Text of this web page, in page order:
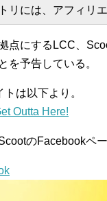
には、アフィリ
点にするLCC、
を予告している。
は以下より。
Outta Here!
のFacebookペー